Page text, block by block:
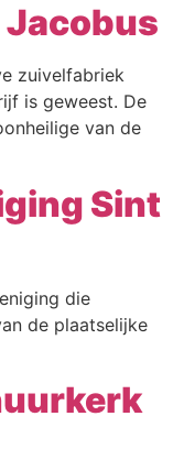
zuivelfabriek
is geweest. De
van de
Sint
die
de plaatselijke